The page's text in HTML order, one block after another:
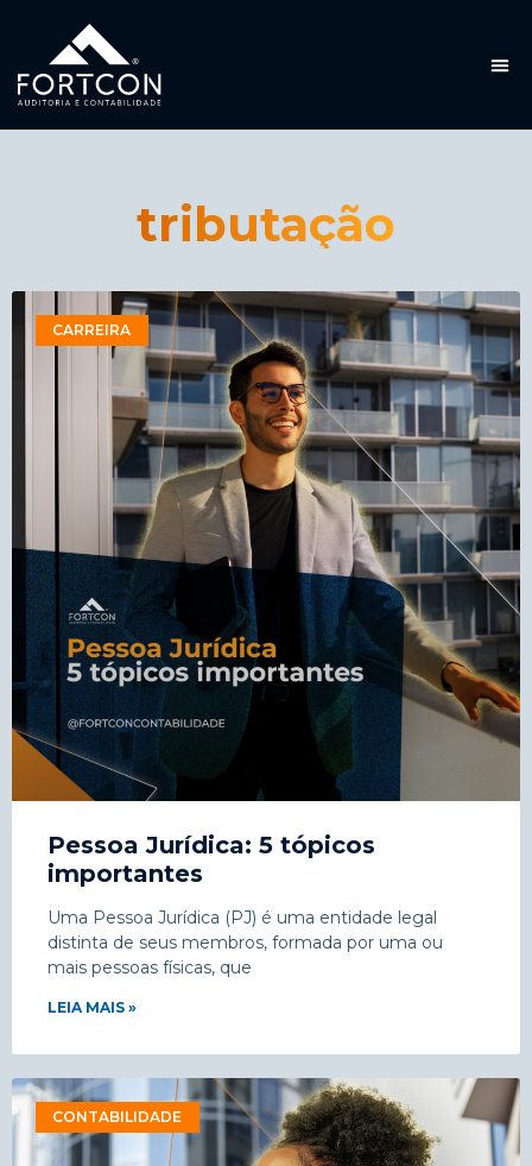
tributação
CARREIRA
Pessoa Jurídica: 5 tópicos
importantes
Uma Pessoa Jurídica (PJ) é uma entidade legal
distinta de seus membros, formada por uma ou
mais pessoas físicas, que
LEIA MAIS »
CONTABILIDADE